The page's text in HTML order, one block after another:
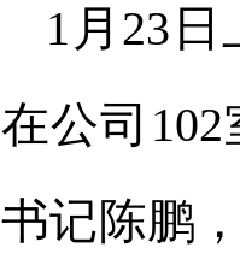
1月23
在公司
书记陈鹏